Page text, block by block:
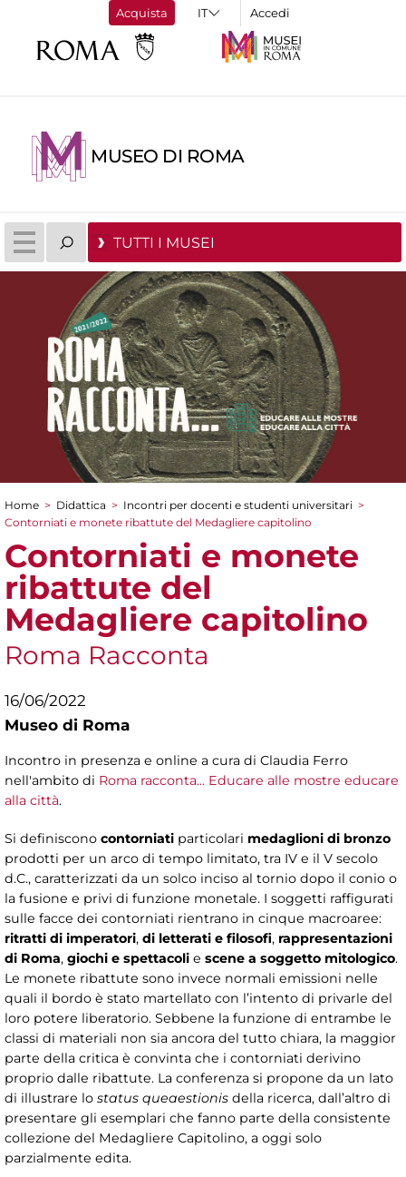
Acquista Accedi
MUSEO DI ROMA
TUTTI I MUSEI
Tu sei qui
Home > Didattica > Incontri per docenti e studenti universitari >
Contorniati e monete ribattute del Medagliere capitolino
Contorniati e monete
ribattute del
Medagliere capitolino
Roma Racconta
16/06/2022
Museo di Roma
Incontro in presenza e online a cura di Claudia Ferro
nell'ambito di Roma racconta... Educare alle mostre educare
alla città.
Si definiscono contorniati particolari medaglioni di bronzo
prodotti per un arco di tempo limitato, tra IV e il V secolo
d.C., caratterizzati da un solco inciso al tornio dopo il conio o
la fusione e privi di funzione monetale. I soggetti raffigurati
sulle facce dei contorniati rientrano in cinque macroaree:
ritratti di imperatori, di letterati e filosofi, rappresentazioni
di Roma, giochi e spettacoli e scene a soggetto mitologico.
Le monete ribattute sono invece normali emissioni nelle
quali il bordo è stato martellato con l’intento di privarle del
loro potere liberatorio. Sebbene la funzione di entrambe le
classi di materiali non sia ancora del tutto chiara, la maggior
parte della critica è convinta che i contorniati derivino
proprio dalle ribattute. La conferenza si propone da un lato
di illustrare lo status queaestionis della ricerca, dall’altro di
presentare gli esemplari che fanno parte della consistente
collezione del Medagliere Capitolino, a oggi solo
parzialmente edita.